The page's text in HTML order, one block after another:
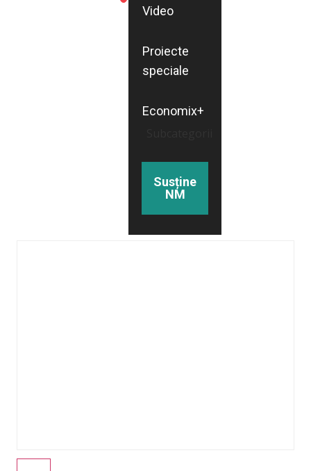
Video
Proiecte
speciale
Economix+
Susține
NM